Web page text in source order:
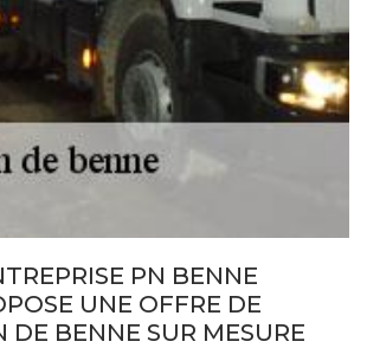
PN BENNE
UNE OFFRE DE
DE BENNE SUR MESURE